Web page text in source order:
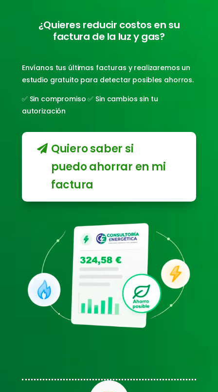
¿Quieres reducir costos en su
factura de la luz y gas?
Envíanos tus últimas facturas y realizaremos un
estudio gratuito para detectar posibles ahorros.
✅ Sin compromiso ✅ Sin cambios sin tu
autorización
Quiero saber si
puedo ahorrar en mi
factura